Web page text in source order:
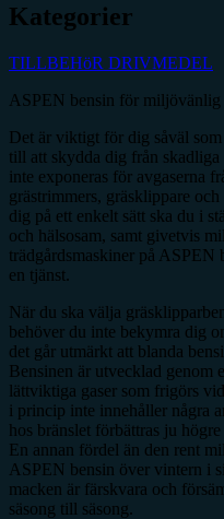
Kategorier
TILLBEHöR DRIVMEDEL
ASPEN bensin för miljövänlig
Det är viktigt för dig såväl
till att skydda dig från
inte exponeras för avgaserna
grästrimmers, gräsklippare
dig på ett enkelt sätt ska du i
och hälsosam, samt givetvis
trädgårdsmaskiner på ASPEN
en tjänst.
När du ska välja
behöver du inte bekymra dig
det går utmärkt att blanda
Bensinen är utvecklad genom
lättviktiga gaser som frigörs
i princip inte innehåller några
hos bränslet förbättras ju
En annan fördel än den rent
ASPEN bensin över vintern i
macken är färskvara och
säsong till säsong.